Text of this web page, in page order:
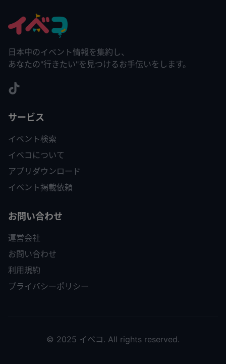
日本中のイベント情報を集約し、
あなたの"行きたい"を見つけるお手伝いをします。
サービス
イベント検索
イベコについて
アプリダウンロード
イベント掲載依頼
お問い合わせ
運営会社
お問い合わせ
利用規約
プライバシーポリシー
© 2025 イベコ. All rights reserved.